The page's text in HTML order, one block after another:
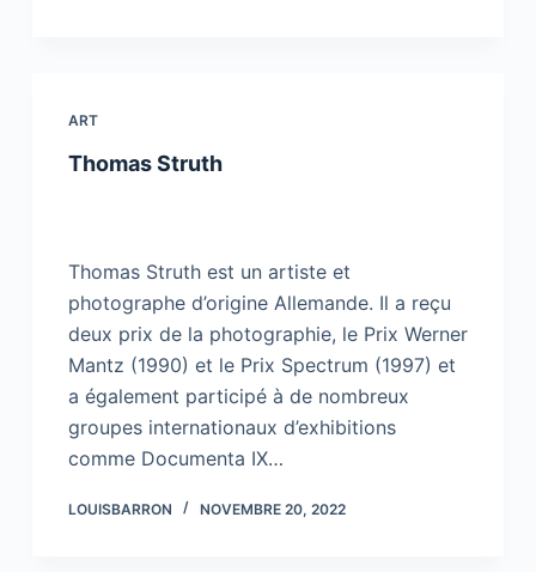
ART
Thomas Struth
Thomas Struth est un artiste et
photographe d’origine Allemande. Il a reçu
deux prix de la photographie, le Prix Werner
Mantz (1990) et le Prix Spectrum (1997) et
a également participé à de nombreux
groupes internationaux d’exhibitions
comme Documenta IX…
LOUISBARRON NOVEMBRE 20, 2022